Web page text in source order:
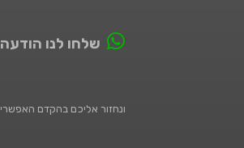
שלחו לנו הודעה
ונחזור אליכם בהקדם האפשרי